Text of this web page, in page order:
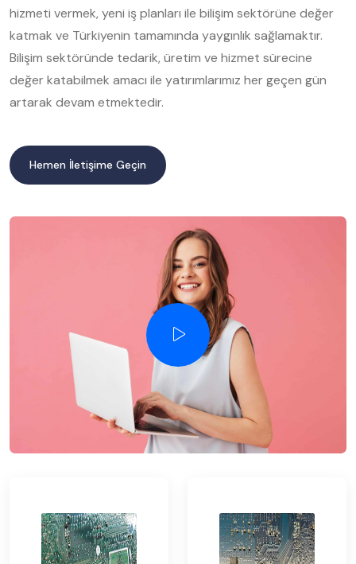
hizmeti vermek, yeni iş planları ile bilişim sektörüne değer
katmak ve Türkiyenin tamamında yaygınlık sağlamaktır.
Bilişim sektöründe tedarik, üretim ve hizmet sürecine
değer katabilmek amacı ile yatırımlarımız her geçen gün
artarak devam etmektedir.
Hemen İletişime Geçin